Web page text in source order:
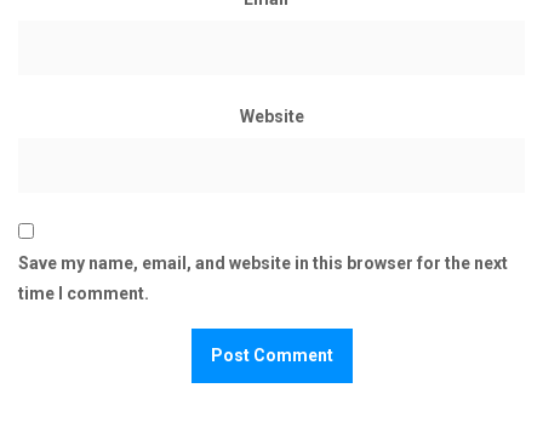
Website
Save my name, email, and website in this browser for the next
time I comment.